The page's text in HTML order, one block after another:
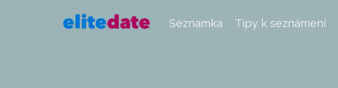
Seznamka Tipy k seznámení